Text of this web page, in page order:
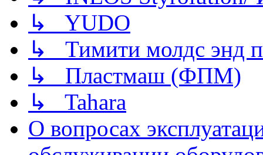
↳ YUDO
↳ Тимити молдс энд
↳ Пластмаш (ФПМ)
↳ Tahara
О вопросах